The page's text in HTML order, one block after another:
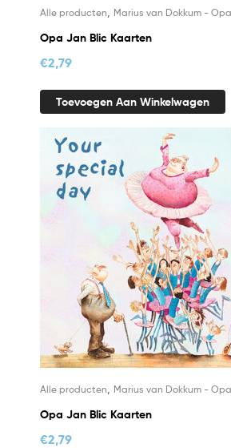
Alle producten Marius van Dokkum -
Opa Jan Blic Kaarten
€2,79
Toevoegen Aan Winkelwagen
Alle producten Marius van Dokkum -
Opa Jan Blic Kaarten
€2,79